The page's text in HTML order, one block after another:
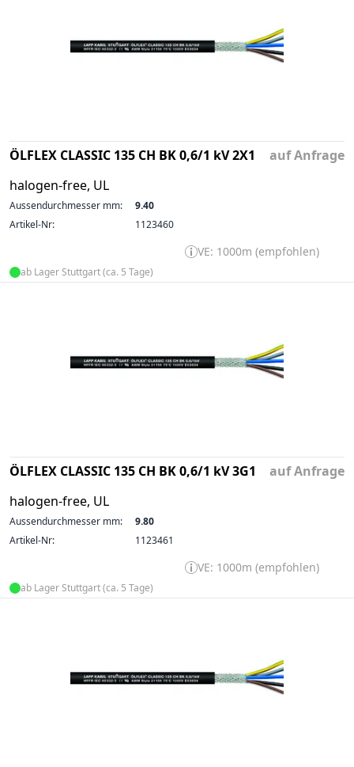
ÖLFLEX CLASSIC 135 CH BK 0,6/1 kV 2X1
halogen-free, UL
auf Anfrage
Aussendurchmesser mm:
9.40
Artikel-Nr:
1123460
VE: 1000m (empfohlen)
ab Lager Stuttgart (ca. 5 Tage)
ÖLFLEX CLASSIC 135 CH BK 0,6/1 kV 3G1
halogen-free, UL
auf Anfrage
Aussendurchmesser mm:
9.80
Artikel-Nr:
1123461
VE: 1000m (empfohlen)
ab Lager Stuttgart (ca. 5 Tage)